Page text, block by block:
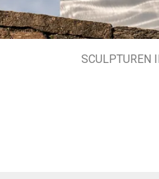
SCULPTUREN III